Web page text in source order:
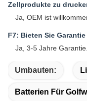
Zellprodukte zu
Ja, OEM ist
F7: Bieten Sie
Ja, 3-5 Jahre Garantie.
Umbauten:
Batterien Für